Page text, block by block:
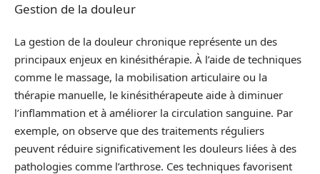
Gestion de la douleur
La gestion de la douleur chronique représente un des
principaux enjeux en kinésithérapie. À l’aide de techniques
comme le massage, la mobilisation articulaire ou la
thérapie manuelle, le kinésithérapeute aide à diminuer
l’inflammation et à améliorer la circulation sanguine. Par
exemple, on observe que des traitements réguliers
peuvent réduire significativement les douleurs liées à des
pathologies comme l’arthrose. Ces techniques favorisent